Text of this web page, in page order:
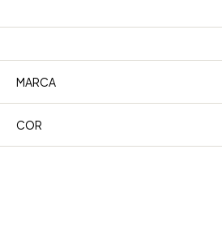
MARCA
COR